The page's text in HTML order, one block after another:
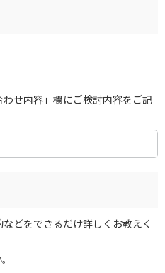
せ内容」欄にご検討内容をご記
どをできるだけ詳しくお教えく